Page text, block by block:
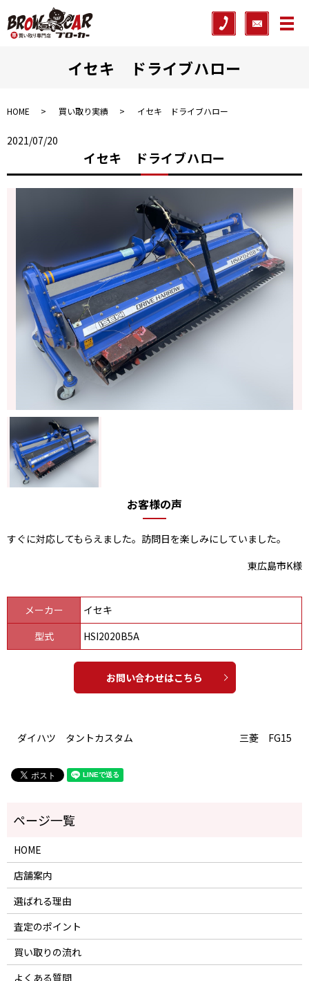
メ
イセキ ドライブハロー
HOME 買い取り実績 イセキ ドライブハロー
2021/07/20
イセキ ドライブハロー
お客様の声
すぐに対応してもらえました。訪問日を楽しみにしていました。
東広島市K様
メーカー
イセキ
型式
HSI2020B5A
お問い合わせはこちら
ダイハツ タントカスタム 三菱 FG15
HOME
店舗案内
選ばれる理由
査定のポイント
買い取りの流れ
よくある質問